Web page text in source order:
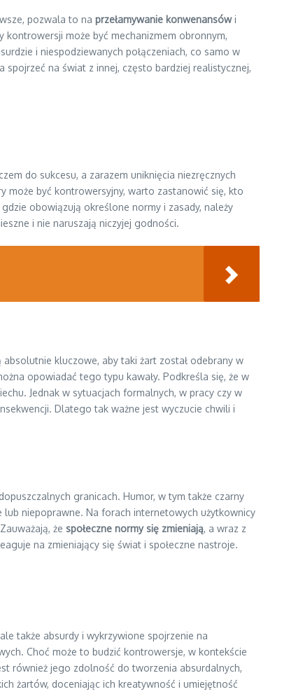
pozwala to na przełamywanie konwenansówi
może być mechanizmem obronnym,
i niespodziewanych połączeniach, co samo w
spojrzeć na świat z innej, często bardziej realistycznej,
do sukcesu, a zarazem uniknięcia niezręcznych
może być kontrowersyjny, warto zastanowić się, kto
obowiązują określone normy i zasady, należy
i nie naruszają niczyjej godności.
absolutnie kluczowe, aby taki żart został odebrany w
opowiadać tego typu kawały. Podkreśla się, że w
Jednak w sytuacjach formalnych, w pracy czy w
Dlatego tak ważne jest wyczucie chwili i
granicach. Humor, w tym także czarny
lub niepoprawne. Na forach internetowych użytkownicy
że społeczne normy się zmieniają, a wraz z
na zmieniający się świat i społeczne nastroje.
także absurdy i wykrzywione spojrzenie na
Choć może to budzić kontrowersje, w kontekście
również jego zdolność do tworzenia absurdalnych,
żartów, doceniając ich kreatywność i umiejętność